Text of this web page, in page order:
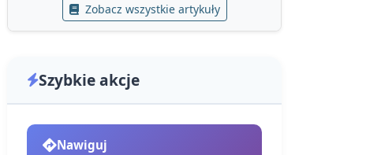
Zobacz wszystkie artykuły
Szybkie akcje
Nawiguj